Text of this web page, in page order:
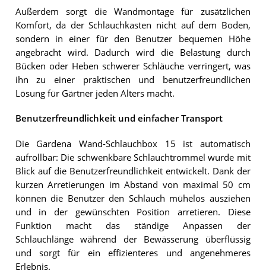
Außerdem sorgt die Wandmontage für zusätzlichen
Komfort, da der Schlauchkasten nicht auf dem Boden,
sondern in einer für den Benutzer bequemen Höhe
angebracht wird. Dadurch wird die Belastung durch
Bücken oder Heben schwerer Schläuche verringert, was
ihn zu einer praktischen und benutzerfreundlichen
Lösung für Gärtner jeden Alters macht.
Benutzerfreundlichkeit und einfacher Transport
Die Gardena Wand-Schlauchbox 15 ist automatisch
aufrollbar: Die schwenkbare Schlauchtrommel wurde mit
Blick auf die Benutzerfreundlichkeit entwickelt. Dank der
kurzen Arretierungen im Abstand von maximal 50 cm
können die Benutzer den Schlauch mühelos ausziehen
und in der gewünschten Position arretieren. Diese
Funktion macht das ständige Anpassen der
Schlauchlänge während der Bewässerung überflüssig
und sorgt für ein effizienteres und angenehmeres
Erlebnis.